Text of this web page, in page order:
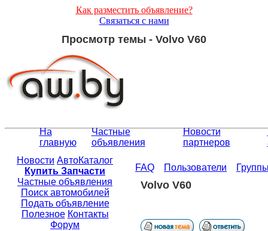
Как разместить объявление?
Связаться с нами
Просмотр темы - Volvo V60
На
главную
Частные
объявления
Новости
партнеров
Новости АвтоКаталог
Купить Запчасти
Частные объявления
Поиск автомобилей
Подать объявление
Полезное Контакты
Форум
FAQ Пользователи
Volvo V60